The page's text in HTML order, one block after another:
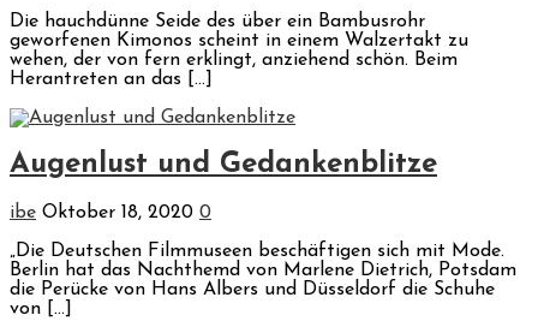
Die hauchdünne Seide des über ein Bambusrohr
geworfenen Kimonos scheint in einem Walzertakt zu
wehen, der von fern erklingt, anziehend schön. Beim
Herantreten an das […]
Augenlust und Gedankenblitze
ibe Oktober 18, 2020 0
„Die Deutschen Filmmuseen beschäftigen sich mit Mode.
Berlin hat das Nachthemd von Marlene Dietrich, Potsdam
die Perücke von Hans Albers und Düsseldorf die Schuhe
von […]